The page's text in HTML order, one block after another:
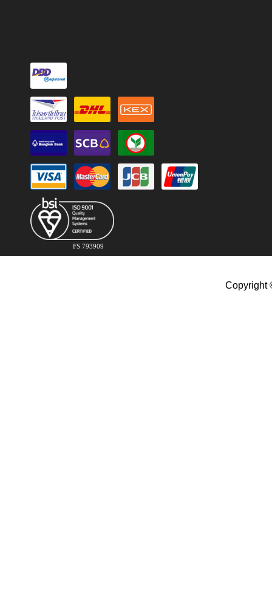
FS 793909
Copyright